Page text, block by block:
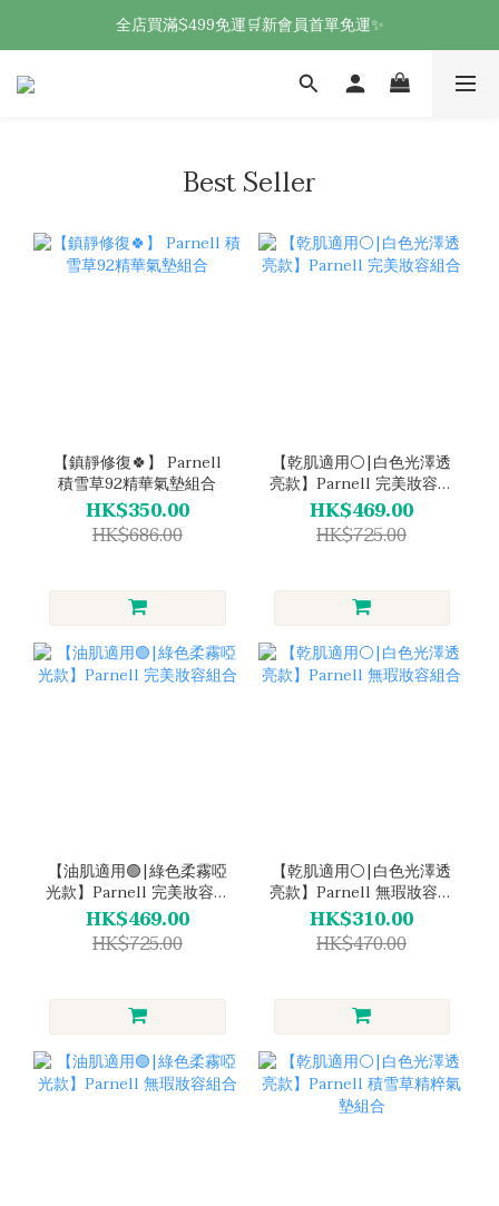
全店買滿$499免運🛒新會員首單免運✨
Best Seller
【鎮靜修復🍀】 Parnell
積雪草92精華氣墊組合
HK$350.00
HK$686.00
【乾肌適用⚪|白色光澤透
亮款】Parnell 完美妝容組
合
HK$469.00
HK$725.00
【油肌適用🟢|綠色柔霧啞
光款】Parnell 完美妝容組
合
HK$469.00
HK$725.00
【乾肌適用⚪|白色光澤透
亮款】Parnell 無瑕妝容組
合
HK$310.00
HK$470.00